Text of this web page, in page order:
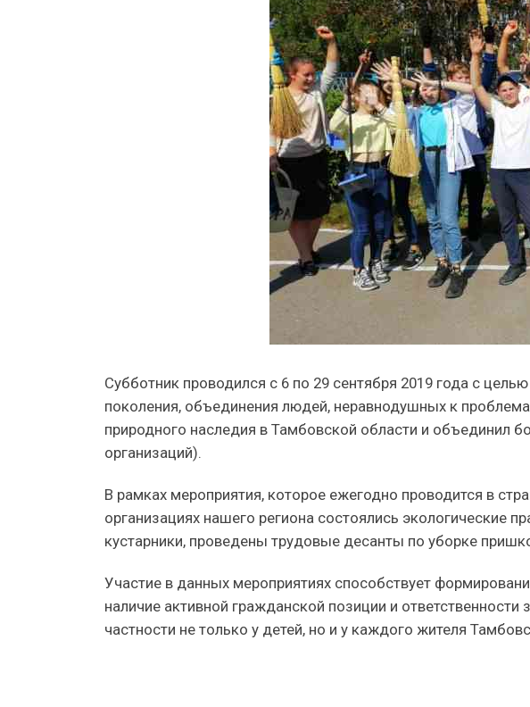
Субботник проводился с 6 по 29 сентября 2019 года с
поколения, объединения людей, неравнодушных к
природного наследия в Тамбовской области и объединил
организаций).
В рамках мероприятия, которое ежегодно проводится в
организациях нашего региона состоялись экологические
кустарники, проведены трудовые десанты по уборке
Участие в данных мероприятиях способствует
наличие активной гражданской позиции и
частности не только у детей, но и у каждого жителя